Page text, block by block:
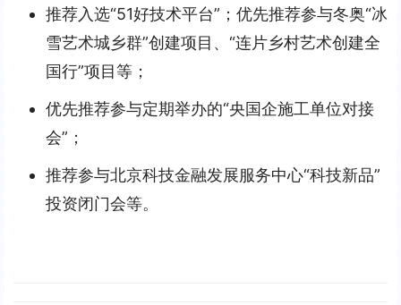
推荐入选“51好技术平台”；优先推荐参与冬奥“冰
雪艺术城乡群”创建项目、“连片乡村艺术创建全
国行”项目等；
优先推荐参与定期举办的“央国企施工单位对接
会”；
推荐参与北京科技金融发展服务中心“科技新品”
投资闭门会等。